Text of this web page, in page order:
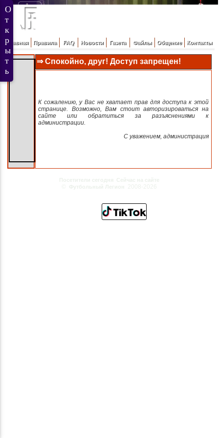
Главная Правила FAQ Новости Газета Файлы Общение Контакты
⇒ Спокойно, друг! Доступ запрещен!
К сожалению, у Вас не хватает прав для доступа к этой
странице. Возможно, Вам стоит авторизироваться на
сайте или обратиться за разъяснениями к
администрации.
C уважением, администрация